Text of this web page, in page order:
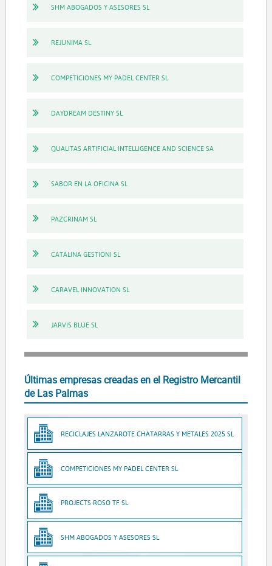
SHM ABOGADOS Y ASESORES SL
REJUNIMA SL
COMPETICIONES MY PADEL CENTER SL
DAYDREAM DESTINY SL
QUALITAS ARTIFICIAL INTELLIGENCE AND SCIENCE SA
SABOR EN LA OFICINA SL
PAZCRINAM SL
CATALINA GESTIONI SL
CARAVEL INNOVATION SL
JARVIS BLUE SL
Últimas empresas creadas en el Registro Mercantil
de Las Palmas
RECICLAJES LANZAROTE CHATARRAS Y METALES 2025 SL
COMPETICIONES MY PADEL CENTER SL
PROJECTS ROSO TF SL
SHM ABOGADOS Y ASESORES SL